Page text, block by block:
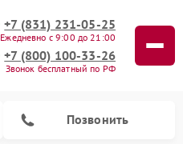
+7 (831) 231-05-25
Ежедневно с 9:00 до 21:00
+7 (800) 100-33-26
Звонок бесплатный по РФ
Позвонить